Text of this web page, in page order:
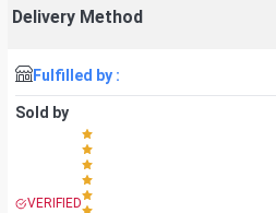
Delivery Method
Fulfilled by :
Sold by
VERIFIED